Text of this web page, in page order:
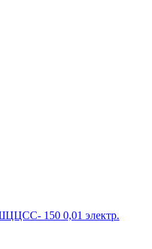
150 0,01 электр.